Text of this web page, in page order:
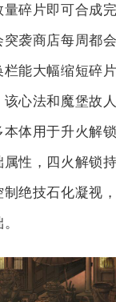
碎片即可合成
突袭商店每周都
能大幅缩短碎
心法和魔堡故
体用于升火解
性，四火解锁
绝技石化凝视